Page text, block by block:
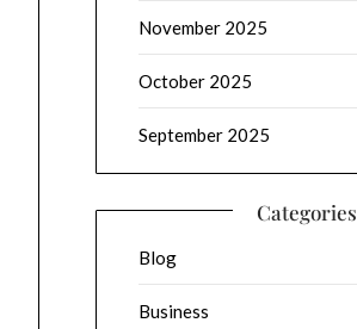
November 2025
October 2025
September 2025
Categories
Blog
Business